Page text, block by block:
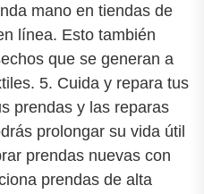
mano en tiendas de
línea. Esto también
que se generan a
5. Cuida y repara tus
prendas y las reparas
prolongar su vida útil
prendas nuevas con
prendas de alta